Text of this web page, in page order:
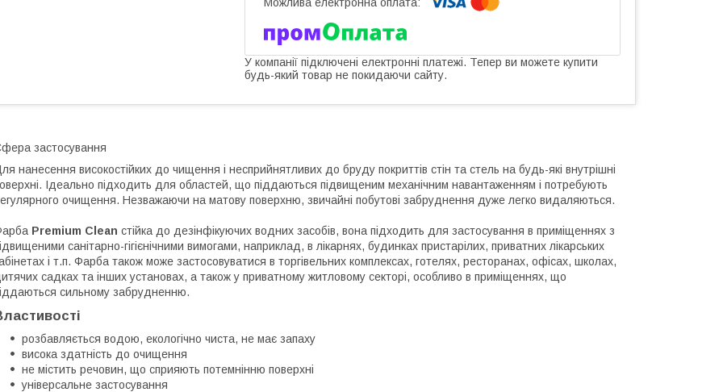
У компанії підключені електронні платежі. Тепер ви можете купити
будь-який товар не покидаючи сайту.
застосування
нанесення високостійких до чищення і несприйнятливих до бруду покриттів стін та стель на будь-які внутрішні
Ідеально підходить для областей, що піддаються підвищеним механічним навантаженням і потребують
очищення. Незважаючи на матову поверхню, звичайні побутові забруднення дуже легко видаляються.
Premium Clean стійка до дезінфікуючих водних засобів, вона підходить для застосування в приміщеннях з
санітарно-гігієнічними вимогами, наприклад, в лікарнях, будинках пристарілих, приватних лікарських
і т.п. Фарба також може застосовуватися в торгівельних комплексах, готелях, ресторанах, офісах, школах,
садках та інших установах, а також у приватному житловому секторі, особливо в приміщеннях, що
сильному забрудненню.
розбавляється водою, екологічно чиста, не має запаху
висока здатність до очищення
не містить речовин, що сприяють потемнінню поверхні
універсальне застосування